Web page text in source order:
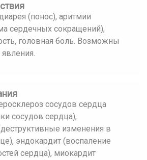
(понос), аритмии
сердечных сокращений),
головная боль. Возможны
сосудов сердца
сосудов сердца),
изменения в
эндокардит (воспаление
сердца), миокардит